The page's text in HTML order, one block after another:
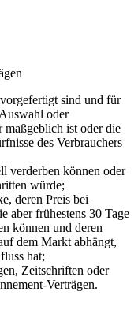
sind und für
oder
maßgeblich ist oder die
des Verbrauchers
verderben können oder
würde;
deren Preis bei
aber frühestens 30 Tage
können und deren
dem Markt abhängt,
hat;
Zeitschriften oder
Verträgen.